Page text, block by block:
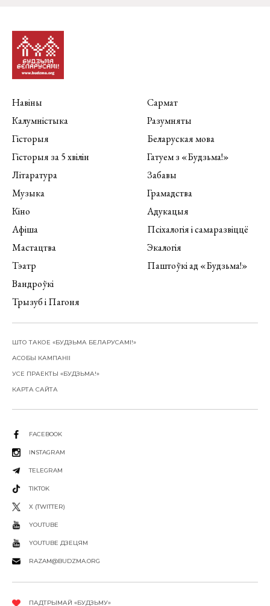
Навіны
Калумністыка
Гісторыя
Гісторыя за 5 хвілін
Літаратура
Музыка
Кіно
Афіша
Мастацтва
Тэатр
Вандроўкі
Трызуб і Пагоня
Сармат
Разумняты
Беларуская мова
Гатуем з «Будзьма!»
Забавы
Грамадства
Адукацыя
Псіхалогія і самаразвіццё
Экалогія
Паштоўкі ад «Будзьма!»
ШТО ТАКОЕ «БУДЗЬМА БЕЛАРУСАМІ!»
АСОБЫ КАМПАНІІ
УСЕ ПРАЕКТЫ «БУДЗЬМА!»
КАРТА САЙТА
FACEBOOK
INSTAGRAM
TELEGRAM
TIKTOK
X (TWITTER)
YOUTUBE
YOUTUBE ДЗЕЦЯМ
RAZAM@BUDZMA.ORG
ПАДТРЫМАЙ «БУДЗЬМУ»